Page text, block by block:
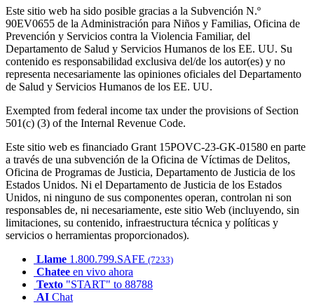
Este sitio web ha sido posible gracias a la Subvención N.º
90EV0655 de la Administración para Niños y Familias, Oficina de
Prevención y Servicios contra la Violencia Familiar, del
Departamento de Salud y Servicios Humanos de los EE. UU. Su
contenido es responsabilidad exclusiva del/de los autor(es) y no
representa necesariamente las opiniones oficiales del Departamento
de Salud y Servicios Humanos de los EE. UU.
Exempted from federal income tax under the provisions of Section
501(c) (3) of the Internal Revenue Code.
Este sitio web es financiado Grant 15POVC-23-GK-01580 en parte
a través de una subvención de la Oficina de Víctimas de Delitos,
Oficina de Programas de Justicia, Departamento de Justicia de los
Estados Unidos. Ni el Departamento de Justicia de los Estados
Unidos, ni ninguno de sus componentes operan, controlan ni son
responsables de, ni necesariamente, este sitio Web (incluyendo, sin
limitaciones, su contenido, infraestructura técnica y políticas y
servicios o herramientas proporcionados).
Llame 1.800.799.SAFE (7233)
Chatee en vivo ahora
Texto "START" to 88788
AI Chat